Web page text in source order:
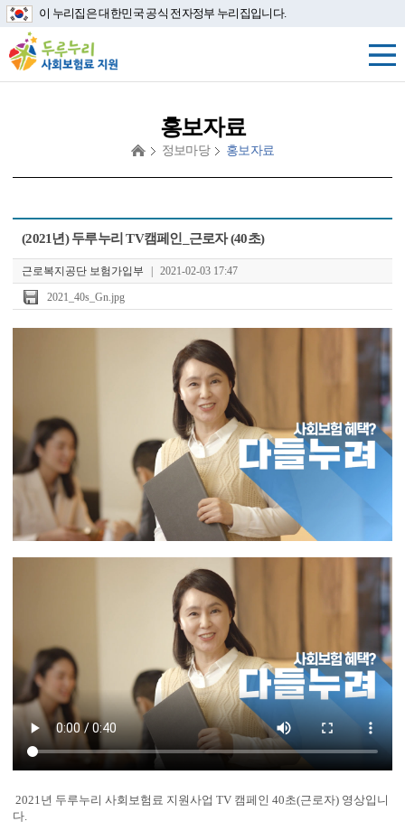
이 누리집은 대한민국 공식 전자정부 누리집입니다.
홍보자료
정보마당 홍보자료
(2021년) 두루누리 TV캠페인_근로자 (40초)
근로복지공단 보험가입부 2021-02-03 17:47
2021_40s_Gn.jpg
2021년 두루누리 사회보험료 지원사업 TV 캠페인 40초(근로자) 영상입니
다.